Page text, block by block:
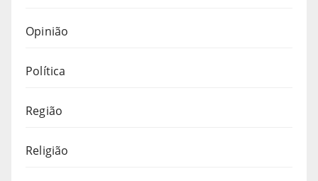
Opinião
Política
Região
Religião